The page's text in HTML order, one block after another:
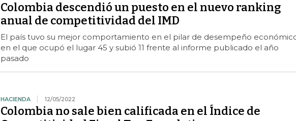
Colombia descendió un puesto en el nuevo ranking
anual de competitividad del IMD
El país tuvo su mejor comportamiento en el pilar de desempeño
en el que ocupó el lugar 45 y subió 11 frente al informe publicado el año
pasado
HACIENDA 12/05/2022
Colombia no sale bien calificada en el Índice de